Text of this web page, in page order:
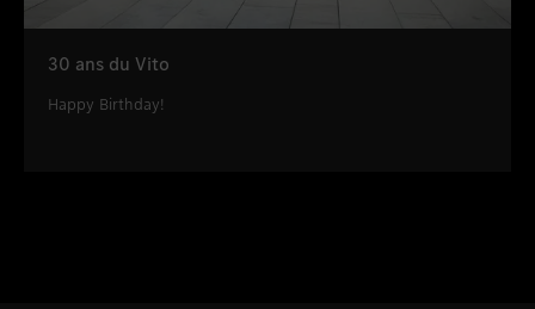
30 ans du Vito
Happy Birthday!